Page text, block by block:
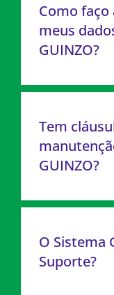
Como faço
meus
GUINZO?
Tem
GUINZO?
O Sistema
Suporte?